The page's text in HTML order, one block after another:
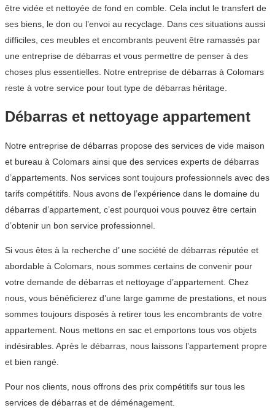
être vidée et nettoyée de fond en comble. Cela inclut le transfert de
ses biens, le don ou l’envoi au recyclage. Dans ces situations aussi
difficiles, ces meubles et encombrants peuvent être ramassés par
une entreprise de débarras et vous permettre de penser à des
choses plus essentielles. Notre entreprise de débarras à Colomars
reste à votre service pour tout type de débarras héritage.
Débarras et nettoyage appartement
Notre entreprise de débarras propose des services de vide maison
et bureau à Colomars ainsi que des services experts de débarras
d’appartements. Nos services sont toujours professionnels avec des
tarifs compétitifs. Nous avons de l’expérience dans le domaine du
débarras d’appartement, c’est pourquoi vous pouvez être certain
d’obtenir un bon service professionnel.
Si vous êtes à la recherche d’ une société de débarras réputée et
abordable à Colomars, nous sommes certains de convenir pour
votre demande de débarras et nettoyage d’appartement. Chez
nous, vous bénéficierez d’une large gamme de prestations, et nous
sommes toujours disposés à retirer tous les encombrants de votre
appartement. Nous mettons en sac et emportons tous vos objets
indésirables. Après le débarras, nous laissons l’appartement propre
et bien rangé.
Pour nos clients, nous offrons des prix compétitifs sur tous les
services de débarras et de déménagement.